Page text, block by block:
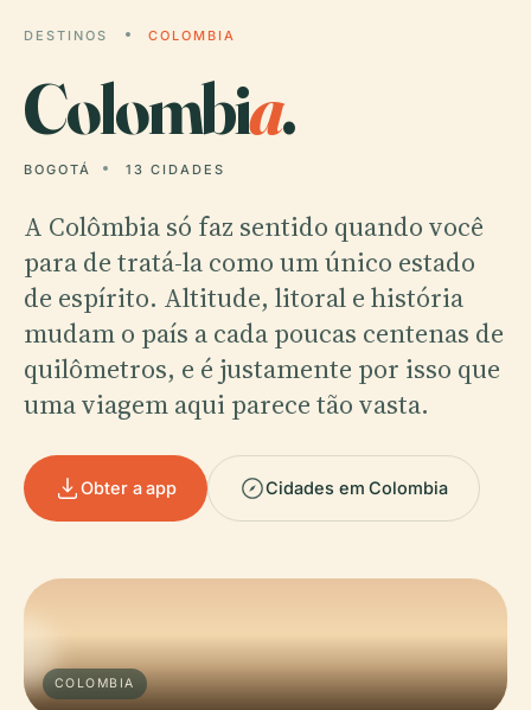
DESTINOS COLOMBIA
Colombia.
BOGOTÁ 13 CIDADES
A Colômbia só faz sentido quando você
para de tratá-la como um único estado
de espírito. Altitude, litoral e história
mudam o país a cada poucas centenas de
quilômetros, e é justamente por isso que
uma viagem aqui parece tão vasta.
Obter a app Cidades em Colombia
COLOMBIA